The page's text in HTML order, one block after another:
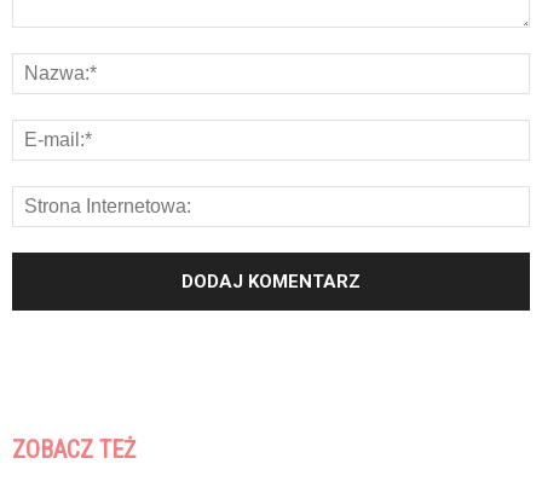
ZOBACZ TEŻ